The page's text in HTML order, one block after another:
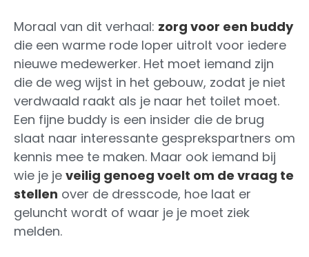
Moraal van dit verhaal: zorg voor een buddy
die een warme rode loper uitrolt voor iedere
nieuwe medewerker. Het moet iemand zijn
die de weg wijst in het gebouw, zodat je niet
verdwaald raakt als je naar het toilet moet.
Een fijne buddy is een insider die de brug
slaat naar interessante gesprekspartners om
kennis mee te maken. Maar ook iemand bij
wie je je veilig genoeg voelt om de vraag te
stellen over de dresscode, hoe laat er
geluncht wordt of waar je je moet ziek
melden.